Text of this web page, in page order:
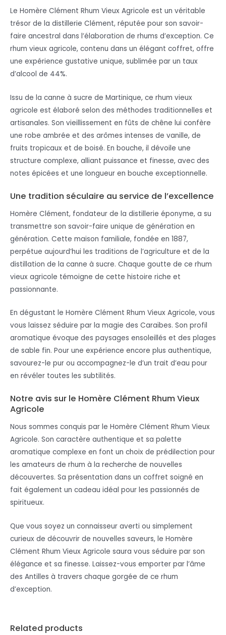
Le Homère Clément Rhum Vieux Agricole est un véritable
trésor de la distillerie Clément, réputée pour son savoir-
faire ancestral dans l’élaboration de rhums d’exception. Ce
rhum vieux agricole, contenu dans un élégant coffret, offre
une expérience gustative unique, sublimée par un taux
d’alcool de 44%.
Issu de la canne à sucre de Martinique, ce rhum vieux
agricole est élaboré selon des méthodes traditionnelles et
artisanales. Son vieillissement en fûts de chêne lui confère
une robe ambrée et des arômes intenses de vanille, de
fruits tropicaux et de boisé. En bouche, il dévoile une
structure complexe, alliant puissance et finesse, avec des
notes épicées et une longueur en bouche exceptionnelle.
Une tradition séculaire au service de l’excellence
Homère Clément, fondateur de la distillerie éponyme, a su
transmettre son savoir-faire unique de génération en
génération. Cette maison familiale, fondée en 1887,
perpétue aujourd’hui les traditions de l’agriculture et de la
distillation de la canne à sucre. Chaque goutte de ce rhum
vieux agricole témoigne de cette histoire riche et
passionnante.
En dégustant le Homère Clément Rhum Vieux Agricole, vous
vous laissez séduire par la magie des Caraïbes. Son profil
aromatique évoque des paysages ensoleillés et des plages
de sable fin. Pour une expérience encore plus authentique,
savourez-le pur ou accompagnez-le d’un trait d’eau pour
en révéler toutes les subtilités.
Notre avis sur le Homère Clément Rhum Vieux
Agricole
Nous sommes conquis par le Homère Clément Rhum Vieux
Agricole. Son caractère authentique et sa palette
aromatique complexe en font un choix de prédilection pour
les amateurs de rhum à la recherche de nouvelles
découvertes. Sa présentation dans un coffret soigné en
fait également un cadeau idéal pour les passionnés de
spiritueux.
Que vous soyez un connaisseur averti ou simplement
curieux de découvrir de nouvelles saveurs, le Homère
Clément Rhum Vieux Agricole saura vous séduire par son
élégance et sa finesse. Laissez-vous emporter par l’âme
des Antilles à travers chaque gorgée de ce rhum
d’exception.
Related products